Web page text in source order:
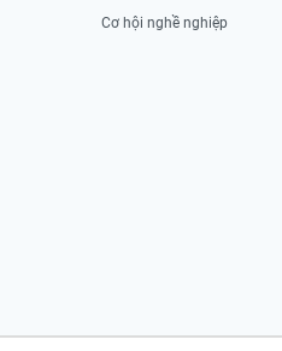
Cơ hội nghề nghiệp